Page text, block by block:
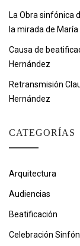
La Obra sinfónica
la mirada de María
Causa de
Hernández
Retransmisión
Hernández
CATEGORÍAS
Arquitectura
Audiencias
Beatificación
Celebración